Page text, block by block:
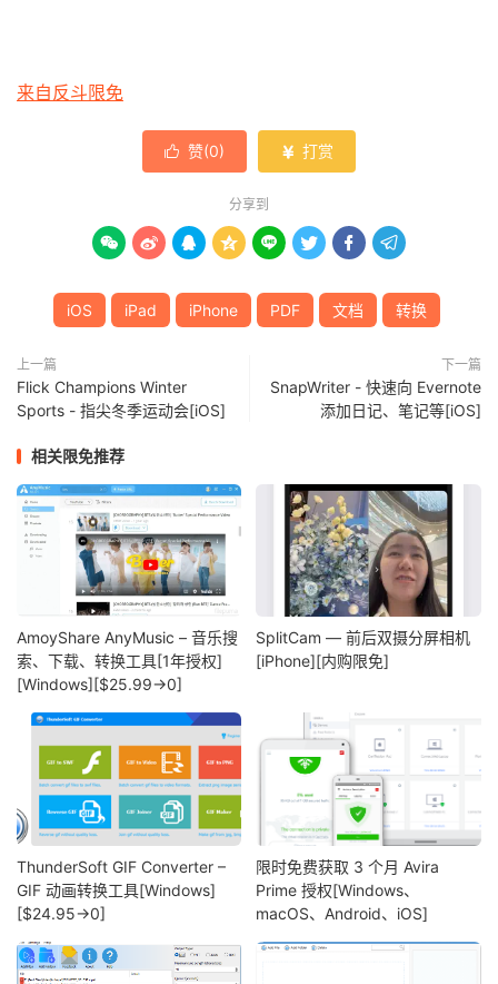
来自反斗限免
 赞(0)  打赏
分享到
       
iOS iPad iPhone PDF 文档 转换
上一篇
Flick Champions Winter
Sports - 指尖冬季运动会[iOS]
下一篇
SnapWriter - 快速向 Evernote
添加日记、笔记等[iOS]
相关限免推荐
AmoyShare AnyMusic – 音乐搜
索、下载、转换工具[1年授权]
[Windows][$25.99→0]
SplitCam — 前后双摄分屏相机
[iPhone][内购限免]
ThunderSoft GIF Converter –
GIF 动画转换工具[Windows]
[$24.95→0]
限时免费获取 3 个月 Avira
Prime 授权[Windows、
macOS、Android、iOS]